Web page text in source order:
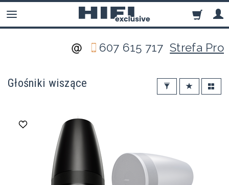
607 615 717Strefa Pro
Głośniki wiszące